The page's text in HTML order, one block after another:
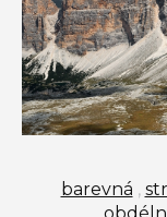
barevná ,